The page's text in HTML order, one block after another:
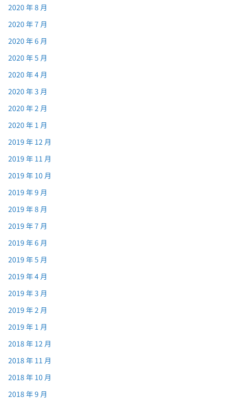
2020 年 8 月
2020 年 7 月
2020 年 6 月
2020 年 5 月
2020 年 4 月
2020 年 3 月
2020 年 2 月
2020 年 1 月
2019 年 12 月
2019 年 11 月
2019 年 10 月
2019 年 9 月
2019 年 8 月
2019 年 7 月
2019 年 6 月
2019 年 5 月
2019 年 4 月
2019 年 3 月
2019 年 2 月
2019 年 1 月
2018 年 12 月
2018 年 11 月
2018 年 10 月
2018 年 9 月